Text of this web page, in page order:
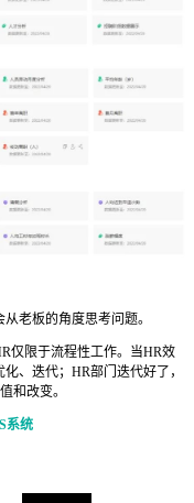
老板的角度思考问题。
仅限于流程性工作。当HR效
、迭代；HR部门迭代好了，
和改变。
系统